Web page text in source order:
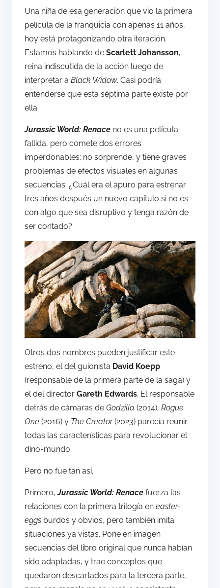
Una niña de esa generación que vio la primera
película de la franquicia con apenas 11 años,
hoy está protagonizando otra iteración.
Estamos hablando de Scarlett Johansson,
reina indiscutida de la acción luego de
interpretar a Black Widow. Casi podría
entenderse que esta séptima parte existe por
ella.
Jurassic World: Renace no es una película
fallida, pero comete dos errores
imperdonables: no sorprende, y tiene graves
problemas de efectos visuales en algunas
secuencias. ¿Cuál era el apuro para estrenar
tres años después un nuevo capítulo si no es
con algo que sea disruptivo y tenga razón de
ser contado?
Otros dos nombres pueden justificar este
estreno, el del guionista David Koepp
(responsable de la primera parte de la saga) y
el del director Gareth Edwards. El responsable
detrás de cámaras de Godzilla (2014), Rogue
One (2016) y The Creator(2023) parecía reunir
todas las características para revolucionar el
dino-mundo.
Pero no fue tan así.
Primero,Jurassic World: Renace fuerza las
relaciones con la primera trilogía en easter-
eggs burdos y obvios, pero también imita
situaciones ya vistas. Pone en imagen
secuencias del libro original que nunca habían
sido adaptadas, y trae conceptos que
quedaron descartados para la tercera parte,